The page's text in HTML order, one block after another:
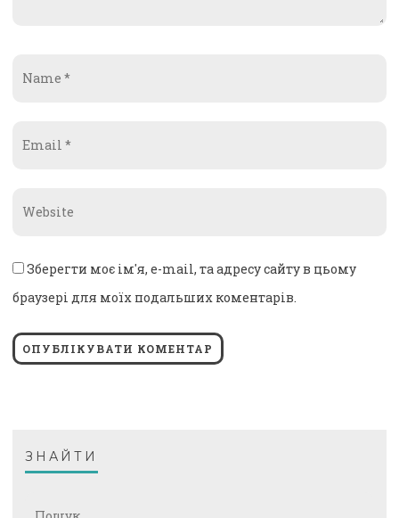
Зберегти моє ім'я, e-mail, та адресу сайту в цьому
браузері для моїх подальших коментарів.
ЗНАЙТИ